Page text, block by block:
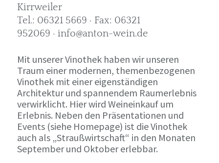
Kirrweiler
Tel.: 06321 5669 · Fax: 06321
952069 · info@anton-wein.de
Mit unserer Vinothek haben wir unseren
Traum einer modernen, themenbezogenen
Vinothek mit einer eigenständigen
Architektur und spannendem Raumerlebnis
verwirklicht. Hier wird Weineinkauf um
Erlebnis. Neben den Präsentationen und
Events (siehe Homepage) ist die Vinothek
auch als „Straußwirtschaft“ in den Monaten
September und Oktober erlebbar.